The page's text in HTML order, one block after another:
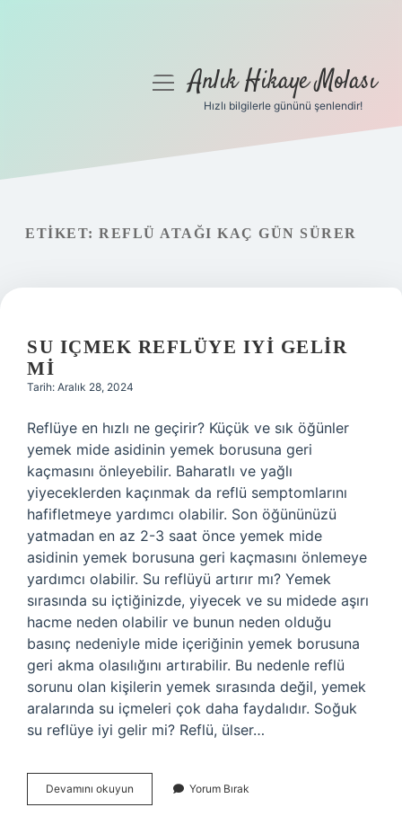
Gizlilik Politikası
menüyüAnlık Hikaye Molası
Hızlı bilgilerle gününü şenlendir!
ETIKET: REFLÜ ATAĞI KAÇ GÜN SÜRER
SU IÇMEK REFLÜYE IYI GELIR
MI
Tarih: Aralık 28, 2024
Reflüye en hızlı ne geçirir? Küçük ve sık öğünler
yemek mide asidinin yemek borusuna geri
kaçmasını önleyebilir. Baharatlı ve yağlı
yiyeceklerden kaçınmak da reflü semptomlarını
hafifletmeye yardımcı olabilir. Son öğününüzü
yatmadan en az 2-3 saat önce yemek mide
asidinin yemek borusuna geri kaçmasını önlemeye
yardımcı olabilir. Su reflüyü artırır mı? Yemek
sırasında su içtiğinizde, yiyecek ve su midede aşırı
hacme neden olabilir ve bunun neden olduğu
basınç nedeniyle mide içeriğinin yemek borusuna
geri akma olasılığını artırabilir. Bu nedenle reflü
sorunu olan kişilerin yemek sırasında değil, yemek
aralarında su içmeleri çok daha faydalıdır. Soğuk
su reflüye iyi gelir mi? Reflü, ülser…
Devamını okuyun
Içmek
Yorum Bırak